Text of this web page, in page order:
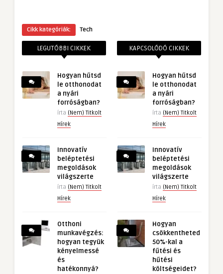
Cikk kategóriák: Tech
LEGUTÓBBI CIKKEK
Hogyan hűtsd
le otthonodat
a nyári
forróságban?
írta (Nem) Titkolt
Hírek
Innovatív
beléptetési
megoldások
világszerte
írta (Nem) Titkolt
Hírek
Otthoni
munkavégzés:
hogyan tegyük
kényelmessé
és
hatékonnyá?
KAPCSOLÓDÓ CIKKEK
Hogyan hűtsd
le otthonodat
a nyári
forróságban?
írta (Nem) Titkolt
Hírek
Innovatív
beléptetési
megoldások
világszerte
írta (Nem) Titkolt
Hírek
Hogyan
csökkentheted
50%-kal a
fűtési és
hűtési
költségeidet?